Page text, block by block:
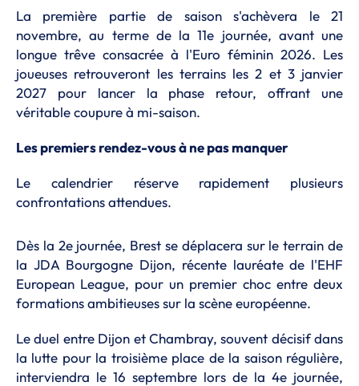
La première partie de saison s'achèvera le 21
novembre, au terme de la 11e journée, avant une
longue trêve consacrée à l'Euro féminin 2026. Les
joueuses retrouveront les terrains les 2 et 3 janvier
2027 pour lancer la phase retour, offrant une
véritable coupure à mi-saison.
Les premiers rendez-vous à ne pas manquer
Le calendrier réserve rapidement plusieurs
confrontations attendues.
Dès la 2e journée, Brest se déplacera sur le terrain de
la JDA Bourgogne Dijon, récente lauréate de l'EHF
European League, pour un premier choc entre deux
formations ambitieuses sur la scène européenne.
Le duel entre Dijon et Chambray, souvent décisif dans
la lutte pour la troisième place de la saison régulière,
interviendra le 16 septembre lors de la 4e journée,